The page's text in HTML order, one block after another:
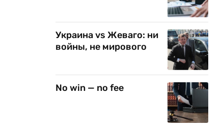
Украина vs Жеваго: ни
войны, не мирового
No win — no fee